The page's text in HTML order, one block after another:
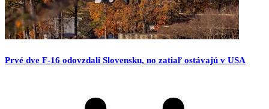
Prvé dve F-16 odovzdali Slovensku, no zatiaľ ostávajú v USA